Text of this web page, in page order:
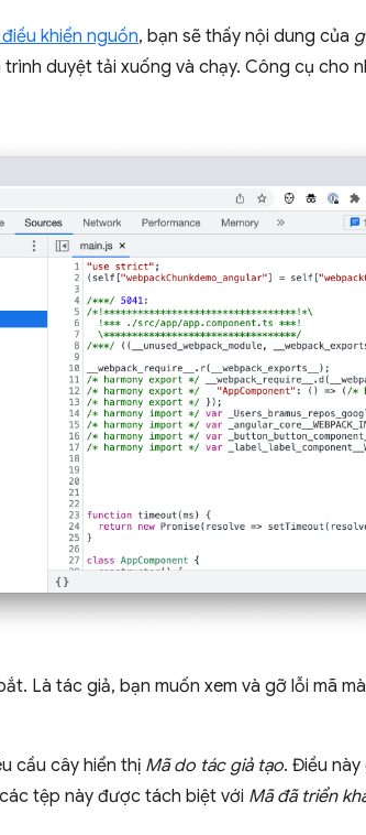
khiển nguồn, bạn sẽ thấy nội dung của
duyệt tải xuống và chạy. Công cụ cho
Là tác giả, bạn muốn xem và gỡ lỗi mã
cầu cây hiển thị Mã do tác giả tạo. Điều
tệp này được tách biệt với Mã đã triển